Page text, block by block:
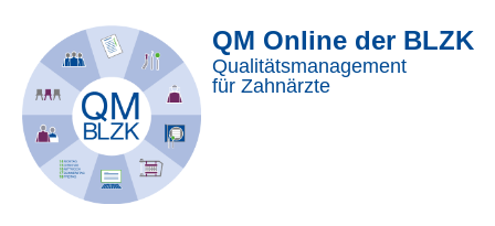
QM Online der BLZK
Qualitätsmanagement
für Zahnärzte